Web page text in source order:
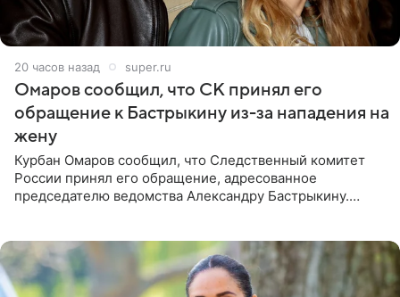
20 часов назад super.ru
Омаров сообщил, что СК принял его
обращение к Бастрыкину из-за нападения на
жену
Курбан Омаров сообщил, что Следственный комитет
России принял его обращение, адресованное
председателю ведомства Александру Бастрыкину.